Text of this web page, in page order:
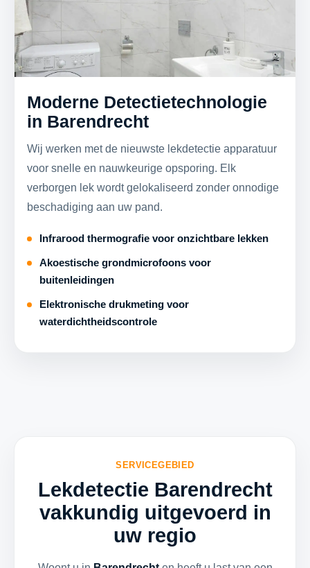
Moderne Detectietechnologie
in Barendrecht
Wij werken met de nieuwste lekdetectie apparatuur
voor snelle en nauwkeurige opsporing. Elk
verborgen lek wordt gelokaliseerd zonder onnodige
beschadiging aan uw pand.
Infrarood thermografie voor onzichtbare lekken
Akoestische grondmicrofoons voor
buitenleidingen
Elektronische drukmeting voor
waterdichtheidscontrole
SERVICEGEBIED
Lekdetectie Barendrecht
vakkundig uitgevoerd in
uw regio